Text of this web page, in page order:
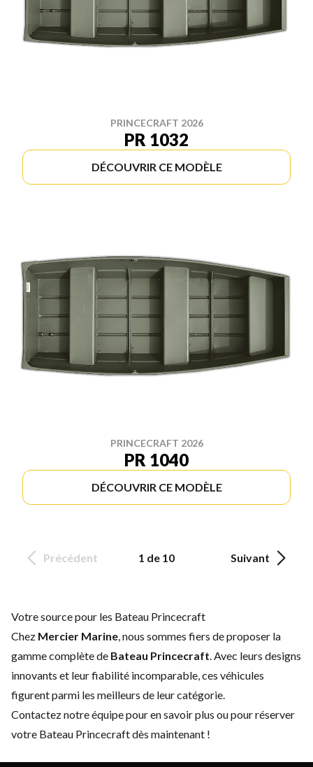
PRINCECRAFT 2026
PR 1032
DÉCOUVRIR CE MODÈLE
PRINCECRAFT 2026
PR 1040
DÉCOUVRIR CE MODÈLE
Précédent 1 de 10 Suivant
Votre source pour les Bateau Princecraft
Chez Mercier Marine, nous sommes fiers de proposer la
gamme complète de Bateau Princecraft. Avec leurs designs
innovants et leur fiabilité incomparable, ces véhicules
figurent parmi les meilleurs de leur catégorie.
Contactez notre équipepour en savoir plus ou pour réserver
votre Bateau Princecraft dès maintenant !